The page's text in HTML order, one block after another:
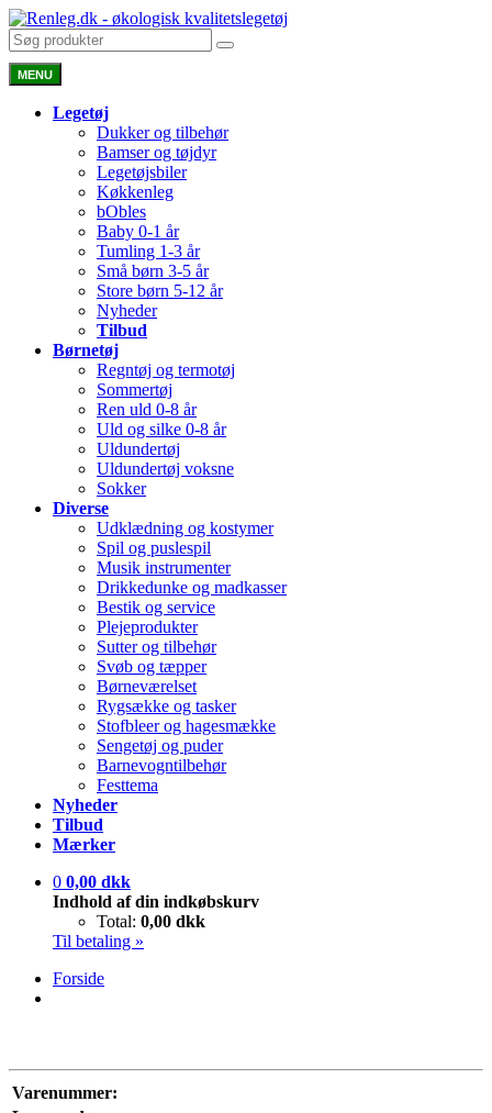
MENU
Legetøj
Dukker og tilbehør
Bamser og tøjdyr
Legetøjsbiler
Køkkenleg
bObles
Baby 0-1 år
Tumling 1-3 år
Små børn 3-5 år
Store børn 5-12 år
Nyheder
Tilbud
Børnetøj
Regntøj og termotøj
Sommertøj
Ren uld 0-8 år
Uld og silke 0-8 år
Uldundertøj
Uldundertøj voksne
Sokker
Diverse
Udklædning og kostymer
Spil og puslespil
Musik instrumenter
Drikkedunke og madkasser
Bestik og service
Plejeprodukter
Sutter og tilbehør
Svøb og tæpper
Børneværelset
Rygsække og tasker
Stofbleer og hagesmække
Sengetøj og puder
Barnevogntilbehør
Festtema
Nyheder
Tilbud
Mærker
0 0,00 dkk
Indhold af din indkøbskurv
Total: 0,00 dkk
Til betaling »
Forside
Varenummer: